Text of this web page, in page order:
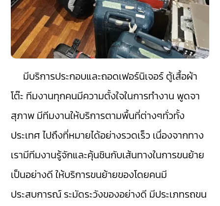
มีบริการประกอบและถอดเฟอร์นิเจอร์ ตู้เสื้อผ้า
โต๊ะ ทีมงานทุกคนมีความตั้งใจในการทำงาน พูดจา
สุภาพ มีทีมงานให้บริการตามพื้นที่ต่างๆทั่วทั้ง
ประเทศ ไปถึงที่หมายได้อย่างรวดเร็ว เนื่องจากทาง
เรามีทีมงานรู้จักและคุ้นชินกับเส้นทางในการขนย้าย
เป็นอย่างดี ให้บริการขนย้ายของโดยคนมี
ประสบการณ์ ระมัดระวังของอย่างดี มีประเภทรถขน